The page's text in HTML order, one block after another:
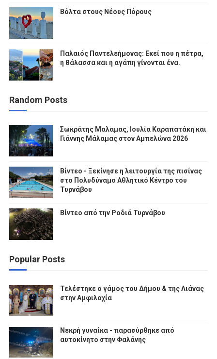
Βόλτα στους Νέους Πόρους
Παλαιός Παντελεήμονας: Εκεί που η πέτρα,
η θάλασσα και η αγάπη γίνονται ένα.
Random Posts
Σωκράτης Μαλαμας, Ιουλία Καραπατάκη και
Γιάννης Μάλαμας στον Αμπελώνα 2026
Βίντεο - Ξεκίνησε η λειτουργία της πισίνας
στο Πολυδύναμο Αθλητικό Κέντρο του
Τυρνάβου
Βίντεο από την Ροδιά Τυρνάβου
Popular Posts
Τελέστηκε ο γάμος του Δήμου & της Λιάνας
στην Αμφιλοχία
Νεκρή γυναίκα - παρασύρθηκε από
αυτοκίνητο στην Φαλάνης